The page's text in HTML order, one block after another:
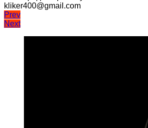
kliker400@gmail.com
Навігація
записів
Prev
Next